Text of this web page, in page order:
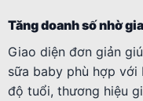
Tăng doanh số nhờ
Giao diện đơn giản
sữa baby phù hợp với
độ tuổi, thương hiệu